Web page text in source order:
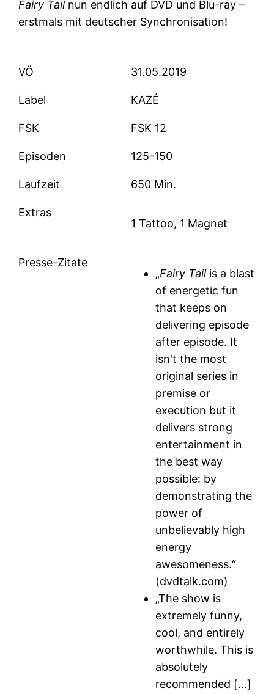
Fairy Tailnun endlich auf DVD und Blu-ray –
erstmals mit deutscher Synchronisation!
VÖ 31.05.2019
Label KAZÉ
FSK FSK 12
Episoden 125-150
Laufzeit 650 Min.
Extras
1 Tattoo, 1 Magnet
Presse-Zitate
„Fairy Tail is a blast
of energetic fun
that keeps on
delivering episode
after episode. It
isn't the most
original series in
premise or
execution but it
delivers strong
entertainment in
the best way
possible: by
demonstrating the
power of
unbelievably high
energy
awesomeness.“
(dvdtalk.com)
„The show is
extremely funny,
cool, and entirely
worthwhile. This is
absolutely
recommended […]